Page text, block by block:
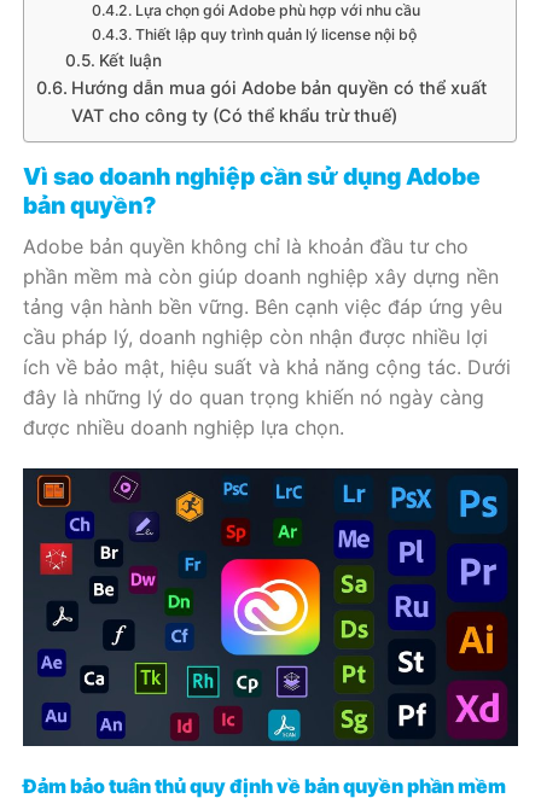
Lựa chọn gói Adobe phù hợp với nhu cầu
Thiết lập quy trình quản lý license nội bộ
Kết luận
Hướng dẫn mua gói Adobe bản quyền có thể xuất
VAT cho công ty (Có thể khẩu trừ thuế)
Vì sao doanh nghiệp cần sử dụng Adobe
bản quyền?
Adobe bản quyền không chỉ là khoản đầu tư cho
phần mềm mà còn giúp doanh nghiệp xây dựng nền
tảng vận hành bền vững. Bên cạnh việc đáp ứng yêu
cầu pháp lý, doanh nghiệp còn nhận được nhiều lợi
ích về bảo mật, hiệu suất và khả năng cộng tác. Dưới
đây là những lý do quan trọng khiến nó ngày càng
được nhiều doanh nghiệp lựa chọn.
Đảm bảo tuân thủ quy định về bản quyền phần mềm